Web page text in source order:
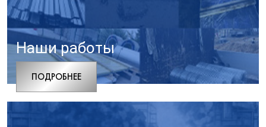
Наши работы
ПОДРОБНЕЕ